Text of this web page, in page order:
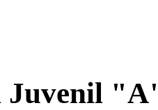
Juvenil